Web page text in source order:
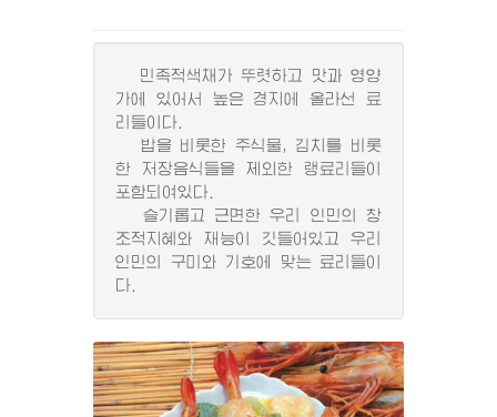
민족적색채가 뚜렷하고 맛과 영양
가에 있어서 높은 경지에 올라선 료
리들이다.
밥을 비롯한 주식물, 김치를 비롯
한 저장음식들을 제외한 랭료리들이
포함되여있다.
슬기롭고 근면한 우리 인민의 창
조적지혜와 재능이 깃들어있고 우리
인민의 구미와 기호에 맞는 료리들이
다.